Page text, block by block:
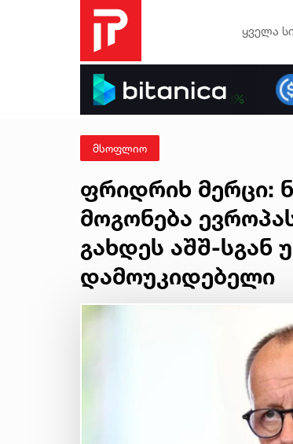
ყველა
მსოფლიო
ფრიდრიხ მერცი:
მოგონება
გახდეს აშშ-სგან
დამოუკიდებელი